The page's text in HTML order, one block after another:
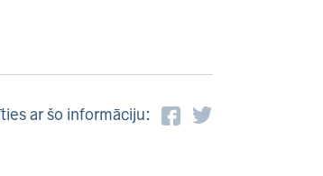
ar šo informāciju: